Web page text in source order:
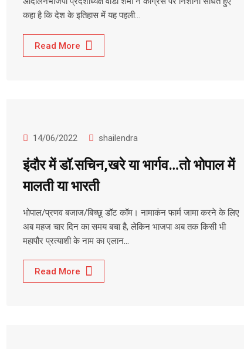
कहा है कि देश के इतिहास में यह पहली…
Read More
14/06/2022 shailendra
इंदौर में डॉ.सचिन,खरे या भार्गव…तो भोपाल में
मालती या भारती
भोपाल/प्रणव बजाज/बिच्छू डॉट कॉम। नामाकंन फार्म जामा करने के लिए
अब महज चार दिन का समय बचा है, लेकिन भाजपा अब तक किसी भी
महापौर प्रत्याशी के नाम का एलान…
Read More